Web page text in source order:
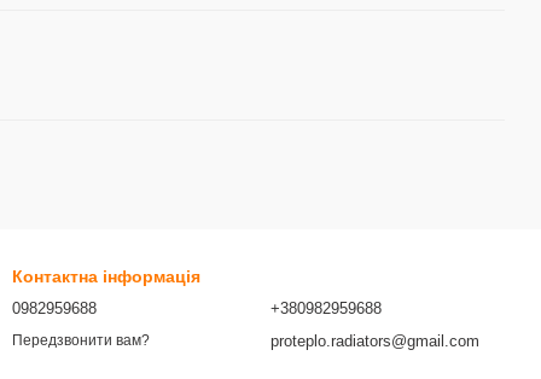
Контактна інформація
0982959688
Передзвонити вам?
+380982959688
proteplo.radiators@gmail.com